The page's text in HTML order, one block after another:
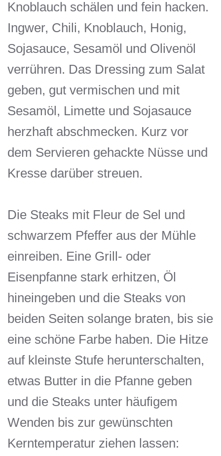
Knoblauch schälen und fein hacken.
Ingwer, Chili, Knoblauch, Honig,
Sojasauce, Sesamöl und Olivenöl
verrühren. Das Dressing zum Salat
geben, gut vermischen und mit
Sesamöl, Limette und Sojasauce
herzhaft abschmecken. Kurz vor
dem Servieren gehackte Nüsse und
Kresse darüber streuen.
Die Steaks mit Fleur de Sel und
schwarzem Pfeffer aus der Mühle
einreiben. Eine Grill- oder
Eisenpfanne stark erhitzen, Öl
hineingeben und die Steaks von
beiden Seiten solange braten, bis sie
eine schöne Farbe haben. Die Hitze
auf kleinste Stufe herunterschalten,
etwas Butter in die Pfanne geben
und die Steaks unter häufigem
Wenden bis zur gewünschten
Kerntemperatur ziehen lassen: